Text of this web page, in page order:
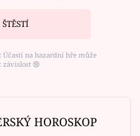
na hazardní hře může
závislost ⑱
HOROSKOP